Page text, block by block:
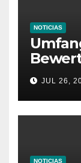
NOTICIAS
dieses
JUL 26,
NOTICIAS